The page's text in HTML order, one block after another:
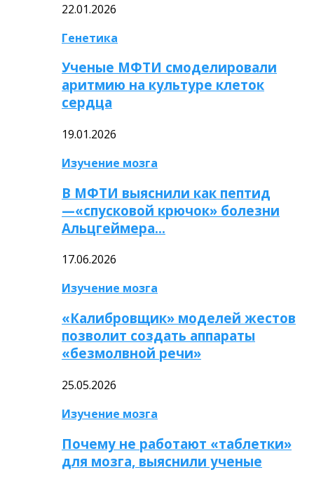
22.01.2026
Генетика
Ученые МФТИ смоделировали
аритмию на культуре клеток
сердца
19.01.2026
Изучение мозга
В МФТИ выяснили как пептид
—«спусковой крючок» болезни
Альцгеймера…
17.06.2026
Изучение мозга
«Калибровщик» моделей жестов
позволит создать аппараты
«безмолвной речи»
25.05.2026
Изучение мозга
Почему не работают «таблетки»
для мозга, выяснили ученые